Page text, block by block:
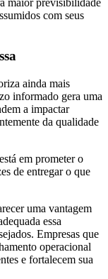
maior previsibilidade
com seus
ainda mais
informado gera uma
a impactar
da qualidade
em prometer o
de entregar o que
uma vantagem
essa
Empresas que
operacional
e fortalecem sua